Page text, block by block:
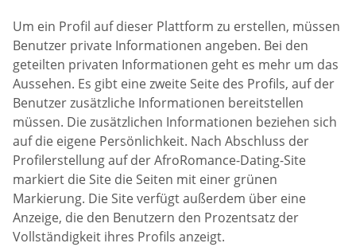
Um ein Profil auf dieser Plattform zu erstellen, müssen
Benutzer private Informationen angeben. Bei den
geteilten privaten Informationen geht es mehr um das
Aussehen. Es gibt eine zweite Seite des Profils, auf der
Benutzer zusätzliche Informationen bereitstellen
müssen. Die zusätzlichen Informationen beziehen sich
auf die eigene Persönlichkeit. Nach Abschluss der
Profilerstellung auf der AfroRomance-Dating-Site
markiert die Site die Seiten mit einer grünen
Markierung. Die Site verfügt außerdem über eine
Anzeige, die den Benutzern den Prozentsatz der
Vollständigkeit ihres Profils anzeigt.